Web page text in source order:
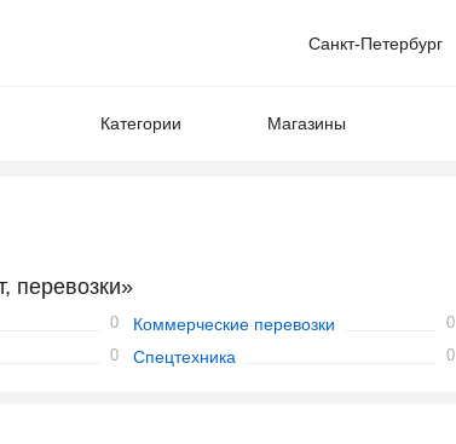
Санкт-Петербург
Категории Магазины
перевозки»
0 Коммерческие перевозки 0
0 Спецтехника 0